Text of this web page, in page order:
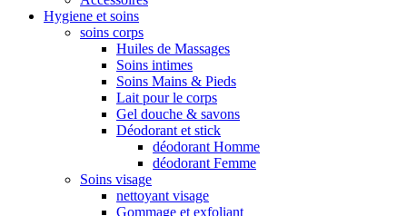
Hygiene et soins
soins corps
Huiles de Massages
Soins intimes
Soins Mains & Pieds
Lait pour le corps
Gel douche & savons
Déodorant et stick
déodorant Homme
déodorant Femme
Soins visage
nettoyant visage
Gommage et exfoliant